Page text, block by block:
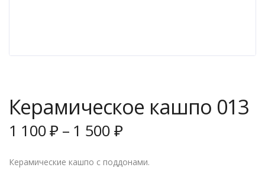
Керамическое кашпо 013
1 100₽ – 1 500₽
Керамические кашпо с поддонами.